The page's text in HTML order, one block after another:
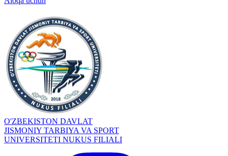
O'ZBEKISTON DAVLAT
JISMONIY TARBIYA VA SPORT
UNIVERSITETI NUKUS FILIALI